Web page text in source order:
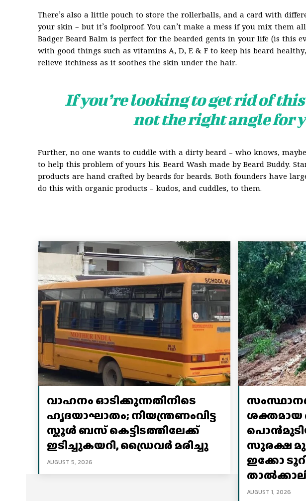
There’s also a little pouch to store the rollerballs, and a card with
your skin – but it’s foolproof. You can’t make a mess if you mix them
Badger Beard Balm is perfect for the bearded gents in your life (is this
with good things such as vitamins A, D, E & F to keep his beard
relieve itchiness as it soothes the skin under the hair.
If you’re looking to get rid of
not the right angle for
Further, no one wants to cuddle with a dirty beard – who knows,
to help this problem of yours his. Beard Wash made by Beard Buddy.
products are hand crafted by beards for beards. Both founders have
do this with organic products – kudos, and cuddles, to them.
വാഹനം ഓടിക്കുന്നതിനിടെ
ഹൃദയാഘാതം; നിയന്ത്രണംവിട്ട
സ്കൂൾ ബസ് കെട്ടിടത്തിലേക്ക്
ഇടിച്ചുകയറി, ഡ്രൈവർ മരിച്ചു
AUGUST 5, 2026
ശക്തമായ
സുരക്ഷ
ഇക്കോ
AUGUST 1, 2026